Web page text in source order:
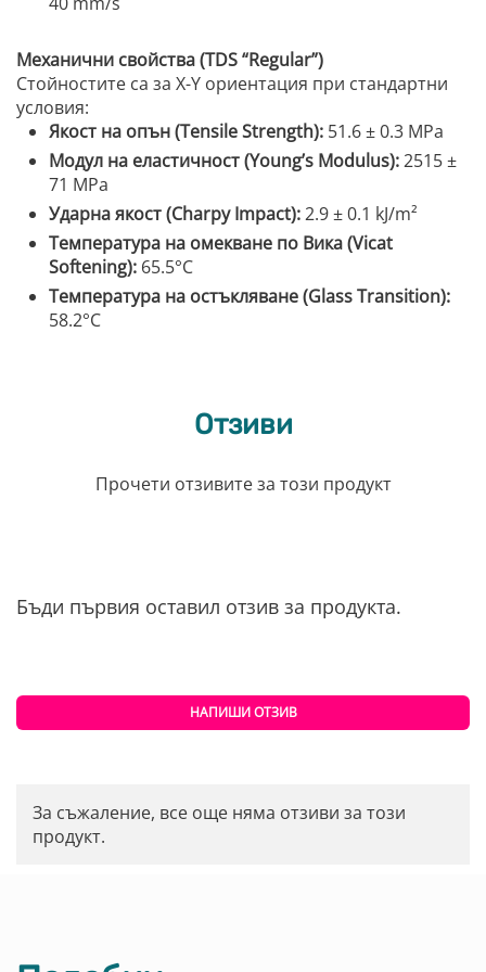
Механични свойства (TDS “Regular”)
Стойностите са за X-Y ориентация при стандартни
условия:
Якост на опън (Tensile Strength): 51.6 ± 0.3 MPa
Модул на еластичност (Young’s Modulus):2515 ±
71 MPa
Ударна якост (Charpy Impact):2.9 ± 0.1 kJ/m²
Температура на омекване по Вика (Vicat
Softening): 65.5°C
Температура на остъкляване (Glass Transition):
58.2°C
Отзиви
Прочети отзивите за този продукт
Бъди първия оставил отзив за продукта.
НАПИШИ ОТЗИВ
За съжаление, все още няма отзиви за този
продукт.